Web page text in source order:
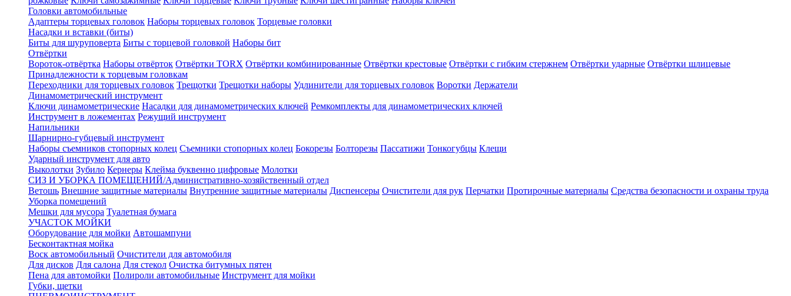
Головки автомобильные
Адаптеры торцевых головок Наборы торцевых головок Торцевые головки
Насадки и вставки (биты)
Биты для шуруповерта Биты с торцевой головкой Наборы бит
Отвёртки
Вороток-отвёртка Наборы отвёрток Отвёртки TORX Отвёртки комбинированные Отвёртки крестовые Отвёртки с гибким стержнем Отвёртки ударные Отвёртки шлицевые
Принадлежности к торцевым головкам
Переходники для торцевых головок Трещотки Трещотки наборы Удлинители для торцевых головок Воротки Держатели
Динамометрический инструмент
Ключи динамометрические Насадки для динамометрических ключей Ремкомплекты для динамометрических ключей
Инструмент в ложементах Режущий инструмент
Напильники
Шарнирно-губцевый инструмент
Наборы съемников стопорных колец Съемники стопорных колец Бокорезы Болторезы Пассатижи Тонкогубцы Клещи
Ударный инструмент для авто
Выколотки Зубило Кернеры Клейма буквенно цифровые Молотки
СИЗ И УБОРКА ПОМЕЩЕНИЙ/Административно-хозяйственный отдел
Ветошь Внешние защитные материалы Внутренние защитные материалы Диспенсеры Очистители для рук Перчатки Протирочные материалы Средства безопасности и охраны труда
Уборка помещений
Мешки для мусора Туалетная бумага
УЧАСТОК МОЙКИ
Оборудование для мойки Автошампуни
Бесконтактная мойка
Воск автомобильный Очистители для автомобиля
Для дисков Для салона Для стекол Очистка битумных пятен
Пена для автомойки Полироли автомобильные Инструмент для мойки
Губки, щетки